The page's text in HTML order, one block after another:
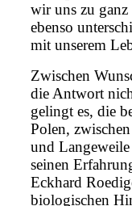
wir uns zu ganz
ebenso
mit unserem
Zwischen
die Antwort
gelingt es, die
Polen,
und
seinen
Eckhard
biologischen